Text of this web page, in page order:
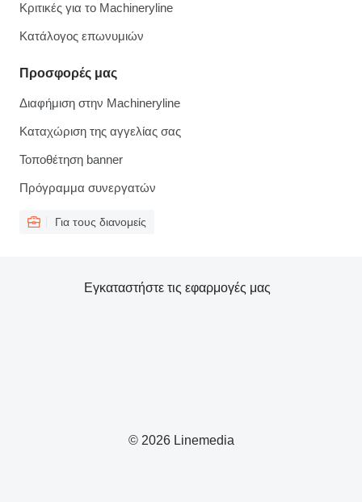
Κριτικές για το Machineryline
Κατάλογος επωνυμιών
Προσφορές μας
Διαφήμιση στην Machineryline
Καταχώριση της αγγελίας σας
Τοποθέτηση banner
Πρόγραμμα συνεργατών
Για τους διανομείς
© 2026 Linemedia
Εγκαταστήστε τις εφαρμογές μας